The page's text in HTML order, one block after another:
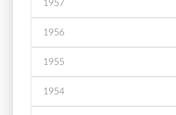
1957
1956
1955
1954